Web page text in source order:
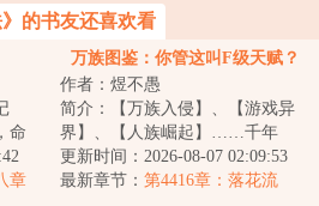
的书友还喜欢看
命
去
章
万族图鉴：你管这叫F级天赋？
作者：煜不愚
简介：【万族入侵】、【游戏异
界】、【人族崛起】……千年
前，昊天塔降临蓝星，万族入
侵，以樱花国覆灭开...
更新时间：2026-08-07 02:09:53
最新章节： 第4416章：落花流